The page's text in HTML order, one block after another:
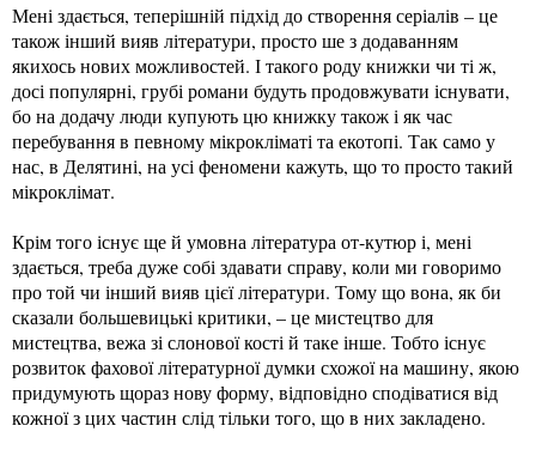
Мені здається, теперішній підхід до створення серіалів – це
також інший вияв літератури, просто ше з додаванням
якихось нових можливостей. І такого роду книжки чи ті ж,
досі популярні, грубі романи будуть продовжувати існувати,
бо на додачу люди купують цю книжку також і як час
перебування в певному мікрокліматі та екотопі. Так само у
нас, в Делятині, на усі феномени кажуть, що то просто такий
мікроклімат.
Крім того існує ще й умовна література от-кутюр і, мені
здається, треба дуже собі здавати справу, коли ми говоримо
про той чи інший вияв цієї літератури. Тому що вона, як би
сказали большевицькі критики, – це мистецтво для
мистецтва, вежа зі слонової кості й таке інше. Тобто існує
розвиток фахової літературної думки схожої на машину, якою
придумують щораз нову форму, відповідно сподіватися від
кожної з цих частин слід тільки того, що в них закладено.